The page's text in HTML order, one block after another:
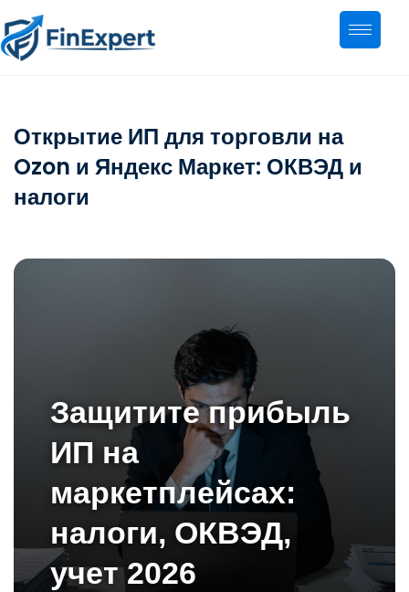
Открытие ИП для торговли на
Ozon и Яндекс Маркет: ОКВЭД и
налоги
Защитите прибыль
ИП на
маркетплейсах:
налоги, ОКВЭД,
учет 2026